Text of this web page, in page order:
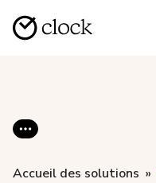
Accueil des solutions